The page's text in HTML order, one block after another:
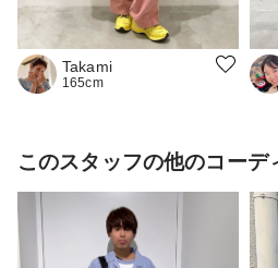
Takami
165cm
このスタッフの他のコーデ